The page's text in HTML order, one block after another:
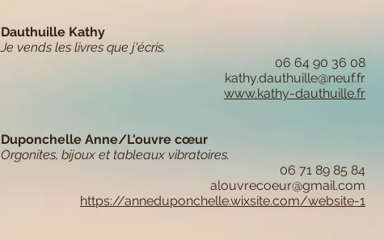
Dauthuille Kathy
Je vends les livres que j'écris.
06 64 90 36 08
kathy.dauthuille@neuf.fr
www.kathy-dauthuille.fr
Duponchelle Anne/L'ouvre cœur
Orgonites, bijoux et tableaux vibratoires.
06 71 89 85 84
alouvrecoeur@gmail.com
https://anneduponchelle.wixsite.com/website-1